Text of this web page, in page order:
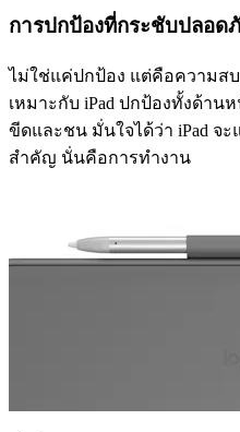
การปกป้องที่กระชับปลอด
ไม่ใช่แค่ปกป้อง แต่คือความสบ
เหมาะกับ iPad ปกป้องทั้งด้า
ขีดและชน มั่นใจได้ว่า iPad จ
สำคัญ นั่นคือการทำงาน